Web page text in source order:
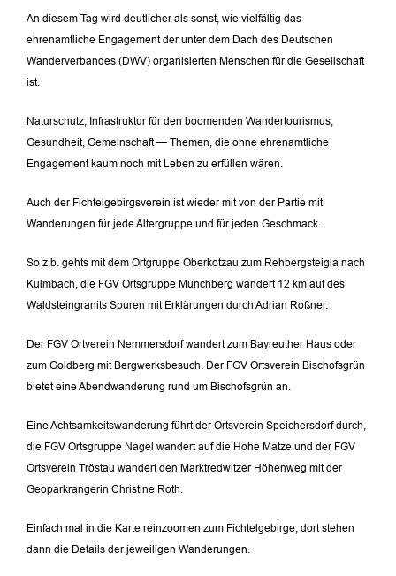
An diesem Tag wird deutlicher als sonst, wie vielfältig das
ehrenamtliche Engagement der unter dem Dach des Deutschen
Wanderverbandes (DWV) organisierten Menschen für die Gesellschaft
ist.
Naturschutz, Infrastruktur für den boomenden Wandertourismus,
Gesundheit, Gemeinschaft — Themen, die ohne ehrenamtliche
Engagement kaum noch mit Leben zu erfüllen wären.
Auch der Fichtelgebirgsverein ist wieder mit von der Partie mit
Wanderungen für jede Altergruppe und für jeden Geschmack.
So z.b. gehts mit dem Ortgruppe Oberkotzau zum Rehbergsteigla nach
Kulmbach, die FGV Ortsgruppe Münchberg wandert 12 km auf des
Waldsteingranits Spuren mit Erklärungen durch Adrian Roßner.
Der FGV Ortverein Nemmersdorf wandert zum Bayreuther Haus oder
zum Goldberg mit Bergwerksbesuch. Der FGV Ortsverein Bischofsgrün
bietet eine Abendwanderung rund um Bischofsgrün an.
Eine Achtsamkeitswanderung führt der Ortsverein Speichersdorf durch,
die FGV Ortsgruppe Nagel wandert auf die Hohe Matze und der FGV
Ortsverein Tröstau wandert den Marktredwitzer Höhenweg mit der
Geoparkrangerin Christine Roth.
Einfach mal in die Karte reinzoomen zum Fichtelgebirge, dort stehen
dann die Details der jeweiligen Wanderungen.